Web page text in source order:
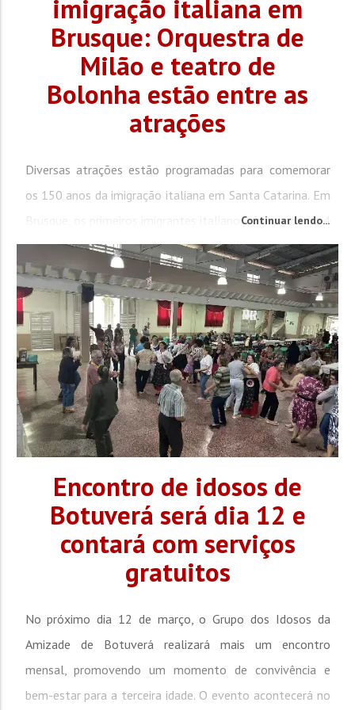
imigração italiana em
Brusque: Orquestra de
Milão e teatro de
Bolonha estão entre as
atrações
Diversas atrações estão programadas para comemorar
os 150 anos da imigração italiana em Santa Catarina. Em
Brusque, os primeiros imigrantes italianos chegaram em 4
de junho de 1875. Para celebrar a data, estão previstas a
visita do embaixador da Itália no Brasil, Alessandro
Cortese, e duas apresentações italianas gratuitas na
cidade. No dia 31 de julho deste ano, a Orquestra
Sinfônica de Milão. Já em setembro, os...
Continuar lendo...
Encontro de idosos de
Botuverá será dia 12 e
contará com serviços
gratuitos
No próximo dia 12 de março, o Grupo dos Idosos da
Amizade de Botuverá realizará mais um encontro
mensal, promovendo um momento de convivência e
bem-estar para a terceira idade. O evento acontecerá no